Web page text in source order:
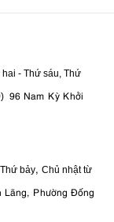
hai - Thứ sáu, Thứ
) 96 Nam Kỳ Khởi
bảy, Chủ nhật từ
Lãng, Phường Đống